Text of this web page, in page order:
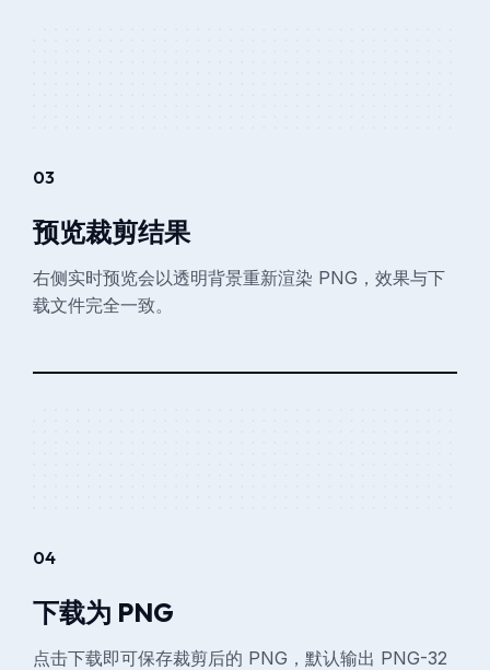
03
预览裁剪结果
右侧实时预览会以透明背景重新渲染 PNG，效果与下
载文件完全一致。
04
下载为 PNG
点击下载即可保存裁剪后的 PNG，默认输出 PNG-32